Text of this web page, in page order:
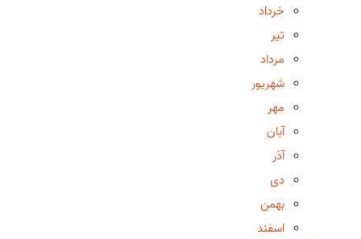
خرداد
تیر
مرداد
شهریور
مهر
آبان
آذر
دی
بهمن
اسفند